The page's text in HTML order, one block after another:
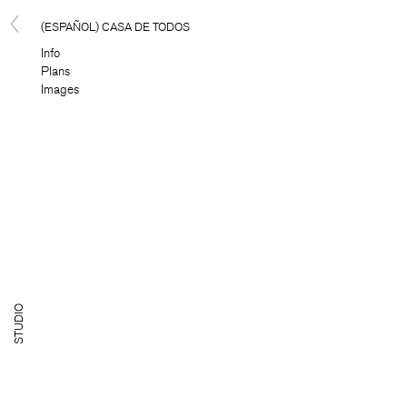
S
TUDIO
(ESPAÑOL) CASA DE TODOS
Info
Plans
Images